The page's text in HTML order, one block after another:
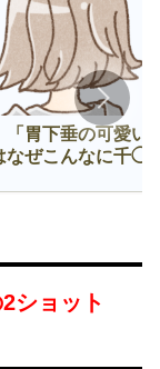
「胃下垂の可愛い
なぜこんなに千◯
ショット